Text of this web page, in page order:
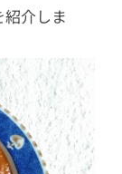
介しま